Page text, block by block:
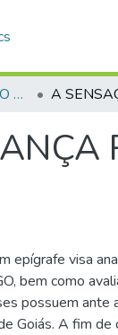
CURSO DE FORMAÇÃO DE PRAÇAS - CFP - 2023
epígrafe visa
bem como
possuem
Goiás. A fim de